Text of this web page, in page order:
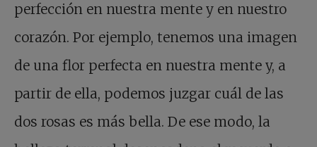
perfección en nuestra mente y en nuestro
corazón. Por ejemplo, tenemos una imagen
de una flor perfecta en nuestra mente y, a
partir de ella, podemos juzgar cuál de las
dos rosas es más bella. De ese modo, la